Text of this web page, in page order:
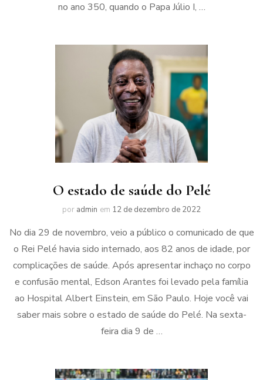
no ano 350, quando o Papa Júlio I, …
O estado de saúde do Pelé
por admin em 12 de dezembro de 2022
No dia 29 de novembro, veio a público o comunicado de que
o Rei Pelé havia sido internado, aos 82 anos de idade, por
complicações de saúde. Após apresentar inchaço no corpo
e confusão mental, Edson Arantes foi levado pela família
ao Hospital Albert Einstein, em São Paulo. Hoje você vai
saber mais sobre o estado de saúde do Pelé. Na sexta-
feira dia 9 de …